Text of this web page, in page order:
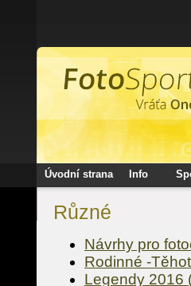
Úvodní strana Info
Různé
Návrhy pro
Rodinné -
Legendy 2016